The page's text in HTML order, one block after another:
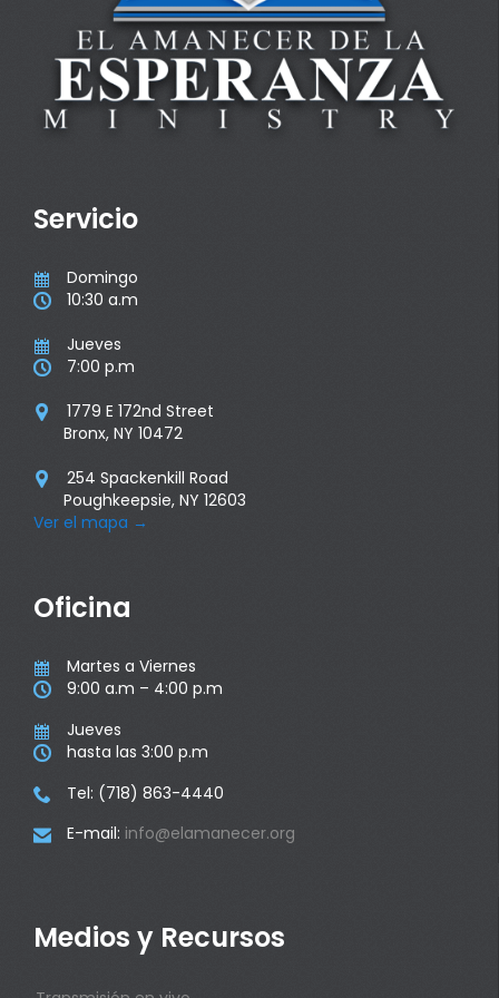
Servicio
 Domingo
 10:30 a.m
 Jueves
 7:00 p.m

1779 E 172nd Street
Bronx, NY 10472

254 Spackenkill Road
Poughkeepsie, NY 12603
Ver el mapa →
Oficina
 Martes a Viernes
 9:00 a.m – 4:00 p.m
 Jueves
 hasta las 3:00 p.m
 Tel: (718) 863-4440
 E-mail: info@elamanecer.org
Medios y Recursos